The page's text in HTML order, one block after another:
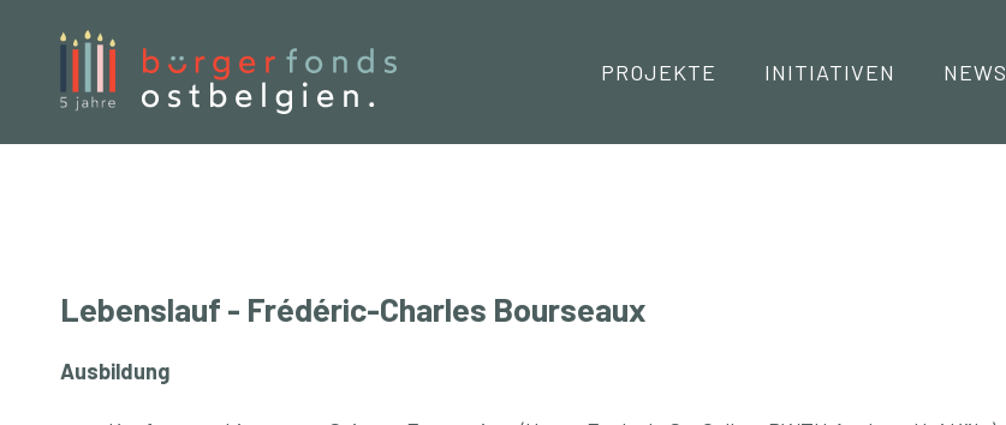
Buergerfond
Navigation
PROJEKTE INITIATIVEN NEWS
Lebenslauf - Frédéric-Charles Bourseaux
Ausbildung